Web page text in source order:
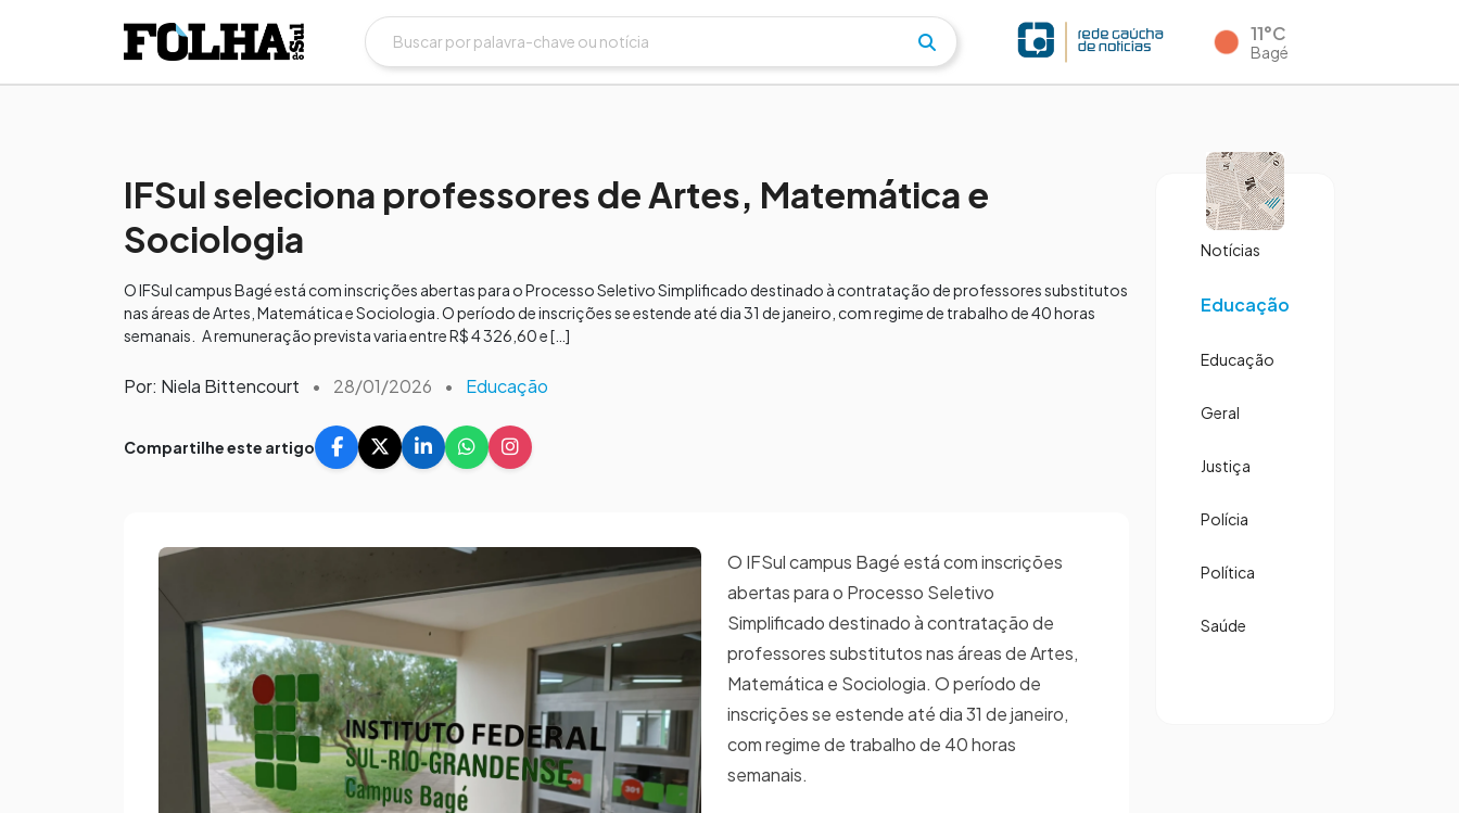
11°C
Bagé
IFSul seleciona professores de Artes, Matemática e
Sociologia
O IFSul campus Bagé está com inscrições abertas para o Processo Seletivo Simplificado destinado à contratação de professores substitutos
nas áreas de Artes, Matemática e Sociologia. O período de inscrições se estende até dia 31 de janeiro, com regime de trabalho de 40 horas
semanais. A remuneração prevista varia entre R$ 4 326,60 e […]
Por: Niela Bittencourt • 28/01/2026 • Educação
Compartilhe este artigo
O IFSul campus Bagé está com inscrições
abertas para o Processo Seletivo
Simplificado destinado à contratação de
professores substitutos nas áreas de Artes,
Matemática e Sociologia. O período de
inscrições se estende até dia 31 de janeiro,
com regime de trabalho de 40 horas
semanais.
Notícias
Educação
Educação
Geral
Justiça
Polícia
Política
Saúde